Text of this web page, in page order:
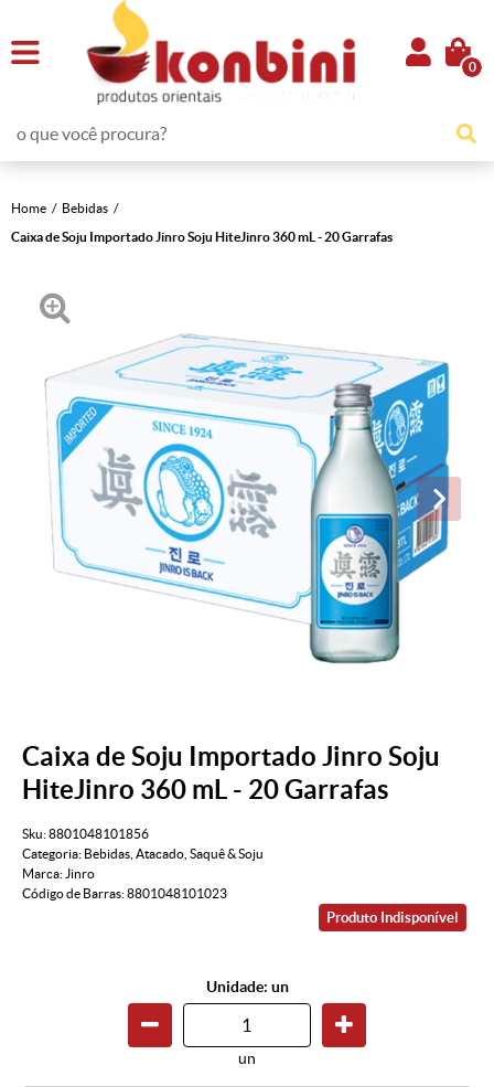
0
Home
Bebidas
Caixa de Soju Importado Jinro Soju HiteJinro 360 mL - 20 Garrafas
Caixa de Soju Importado Jinro Soju
HiteJinro 360 mL - 20 Garrafas
Sku:8801048101856
Categoria: Bebidas Atacado Saquê & Soju
Marca: Jinro
Código de Barras:8801048101023
Produto Indisponível
Unidade: un
un